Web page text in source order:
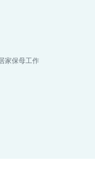
家保母工作